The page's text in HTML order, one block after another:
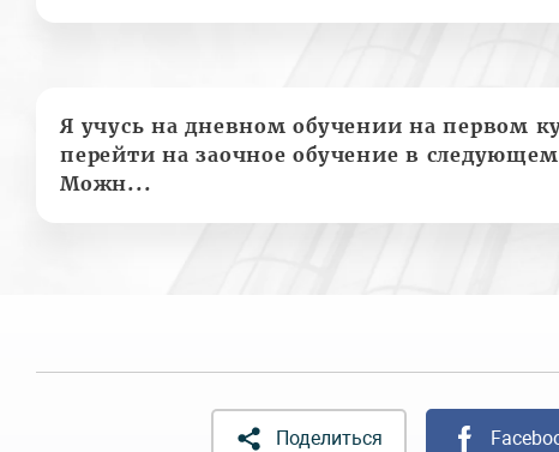
Я учусь на дневном обучении на первом
перейти на заочное обучение в следующем
Можн...
Поделиться